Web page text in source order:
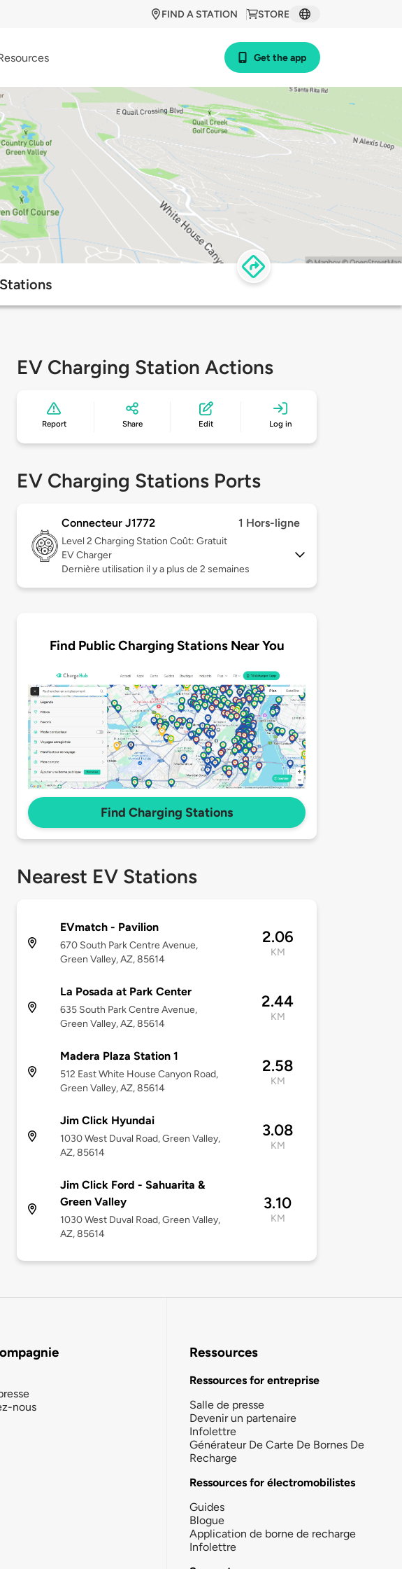
STORE
FIND A STATION
Get the app
EV Charging Station Actions
Report Share Edit Log in
EV Charging Stations Ports
Connecteur J1772 1 Hors-ligne
Level 2 Charging Station Coût: Gratuit
EV Charger
Dernière utilisation il y a plus de 2 semaines
Find Public Charging Stations Near You
Find Charging Stations
Nearest EV Stations
EVmatch - Pavilion
670 South Park Centre Avenue,
Green Valley, AZ, 85614
2.06
KM
La Posada at Park Center
635 South Park Centre Avenue,
Green Valley, AZ, 85614
2.44
KM
Madera Plaza Station 1
512 East White House Canyon Road,
Green Valley, AZ, 85614
2.58
KM
Jim Click Hyundai
1030 West Duval Road, Green Valley,
AZ, 85614
3.08
KM
Jim Click Ford - Sahuarita &
Green Valley
1030 West Duval Road, Green Valley,
AZ, 85614
3.10
KM
nous
Ressources
Ressources for entreprise
Salle de presse
Devenir un partenaire
Infolettre
Générateur De Carte De Bornes De
Recharge
Ressources for électromobilistes
Guides
Blogue
Application de borne de recharge
Infolettre